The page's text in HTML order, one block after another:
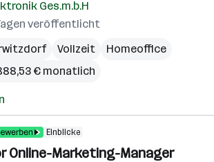
Ges.m.b.H
veröffentlicht
Vollzeit
Homeoffice
€ monatlich
Einblicke
Online-Marketing-Manager